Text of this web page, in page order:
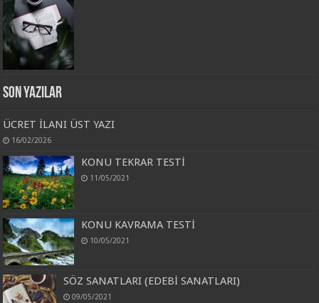
Son Yazılar
ÜCRET İLANI ÜST YAZI
16/02/2026
KONU TEKRAR TESTİ
11/05/2021
KONU KAVRAMA TESTİ
10/05/2021
SÖZ SANATLARI (EDEBİ SANATLARI)
09/05/2021